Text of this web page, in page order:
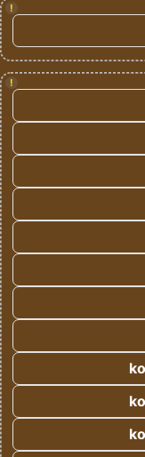
!
!